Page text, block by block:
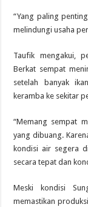
“Yang paling
melindungi usaha
Taufik mengakui,
Berkat sempat
setelah banyak
keramba ke sekitar
“Memang sempat
yang dibuang.
kondisi air segera
secara tepat dan
Meski kondisi
memastikan